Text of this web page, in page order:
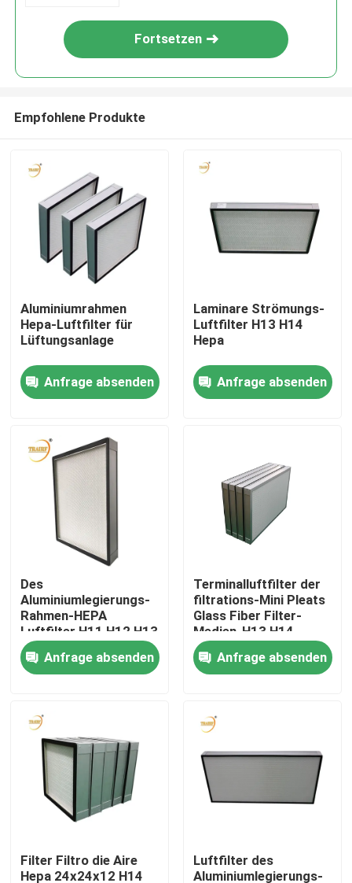
Produkte
Videos
Fabrik-Ausflug
Qualitätskontrolle
Fordern Sie ein Zitat
Tiefer Filter der Falten-HEPA
Vor Luftfilter
FFU-Einheit
Fortsetzen
Empfohlene Produkte
Aluminiumrahmen
Hepa-Luftfilter für
Lüftungsanlage
Anfrage absenden
Laminare Strömungs-
Luftfilter H13 H14
Hepa
Anfrage absenden
Des
Aluminiumlegierungs-
Rahmen-HEPA
Luftfilter H11 H12 H13
H14 U15 U16 U17
Filter-Faser-Glas-der
Medien-HEPA
Anfrage absenden
Terminalluftfilter der
filtrations-Mini Pleats
Glass Fiber Filter-
Medien-H13 H14
Platten-HEPA für
laminare Strömungs-
Haube
Anfrage absenden
Filter Filtro die Aire
Hepa 24x24x12 H14
Luftfilter des
Aluminiumlegierungs-